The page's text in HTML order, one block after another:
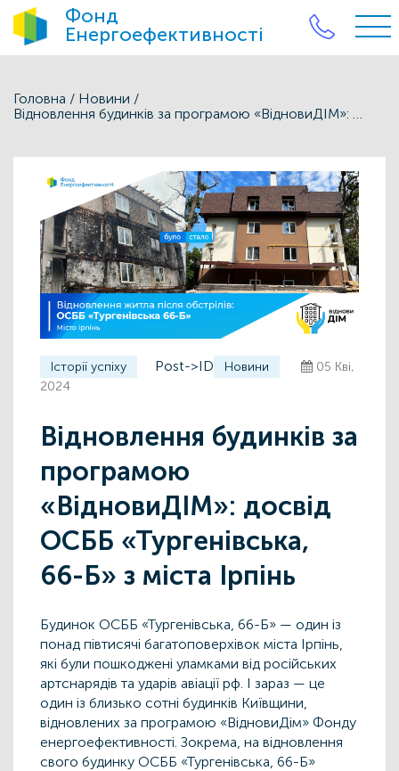
Фонд
Енергоефективності
Головна / Новини /
Відновлення будинків за програмою «ВідновиДІМ»: досвід ОСББ «Тургенівська, 66-Б» з міста Ірпінь
Історії успіху Post->ID Новини
05 Кві,
2024
Відновлення будинків за
програмою
«ВідновиДІМ»: досвід
ОСББ «Тургенівська,
66-Б» з міста Ірпінь
Будинок ОСББ «Тургенівська, 66-Б» — один із
понад півтисячі багатоповерхівок міста Ірпінь,
які були пошкоджені уламками від російських
артснарядів та ударів авіації рф. І зараз — це
один із близько сотні будинків Київщини,
відновлених за програмою «ВідновиДім» Фонду
енергоефективності. Зокрема, на відновлення
свого будинку ОСББ «Тургенівська, 66-Б»